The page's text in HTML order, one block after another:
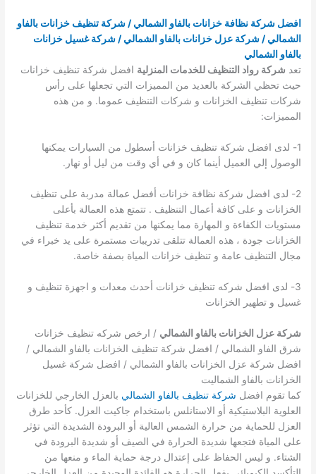
افضل شركة نظافة خزانات بالفاو الشمالي / شركة تنظيف خزانات بالفاو
الشمالي / شركة عزل خزانات بالفاو الشمالي / شركة غسيل خزانات
بالفاو الشمالي
تعد شركة رواد التنظيف للخدمات المنزلية افضل شركة تنظيف خزانات
حيث تحظي الشركة بالعديد من المميزات التي تجعلها على رأس
شركات تنظيف الخزانات و شركات التنظيف عموما. و من هذه
المميزات:
1- لدى افضل شركة تنظيف خزانات أسطول من السيارات يمكنها
الوصول إلي العميل أينما كان و في أي وقت من ليل أو نهار.
2- لدى افضل شركة نظافة خزانات أفضل عمالة مدربة على تنظيف
الخزانات و على كافة أعمال التنظيف . تتمتع هذه العمالة بأعلى
مستويات الكفاءة و المهارة مما يمكنها من تقديم أكثر خدمة تنظيف
الخزانات جودة ، هذه العمالة تتلقى تدريبات مستمرة على يد خبراء في
مجال التنظيف عامة و تنظيف خزانات المياة بصفة خاصة.
3- لدى افضل شركه تنظيف خزانات أحدث معدات و اجهزة تنظيف و
غسيل و تطهير الخزانات
شركة عزل الخزانات بالفاو الشمالي / ارخص شركه تنظيف خزانات
شرق الفاو الشمالي / افضل شركة تنظيف الخزانات بالفاو الشمالي /
افضل شركة عزل الخزانات بالفاو الشمالي / افضل شركة غسيل
الخزانات بالفاو الشماليت
كما تقوم افضل شركة تنظيف بالفاو الشمالي بالعزل الخارجي للخزانات
العلوية البلاستيكية أو الاستانلس باستخدام جاكيت العزل. كأحد طرق
العزل للحماية من حرارة الشمس العالية أو البرودة الشديدة التي تؤثر
على المياة فتجعها شديدة الحرارة في الصيف أو شديدة البرودة في
الشتاء. و ليس الحفاظ على إعتدال درجة حماية الماء و منعها من